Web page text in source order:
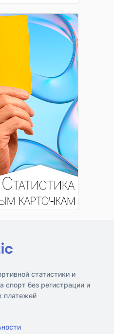
статистики и
спорт без регистрации и
платежей.